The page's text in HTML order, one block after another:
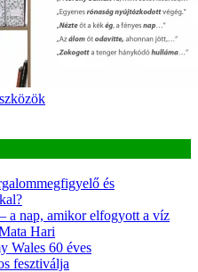
és
a nap, amikor elfogyott a víz
Hari
Wales 60 éves
fesztiválja